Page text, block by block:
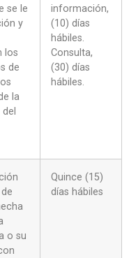
se le
y
los
de
la
información,
(10) días
hábiles.
Consulta,
(30) días
hábiles.
o su
Quince (15)
días hábiles